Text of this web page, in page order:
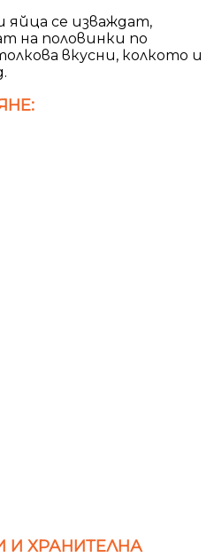
яйца се изваждат,
на половинки по
вкусни, колкото и
И ХРАНИТЕЛНА